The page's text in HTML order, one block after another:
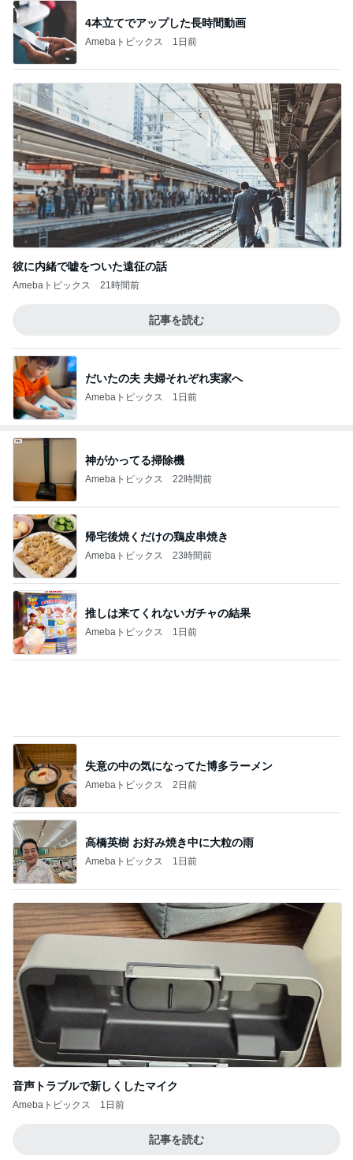
4本立てでアップした長時間動画
Amebaトピックス 1日前
彼に内緒で嘘をついた遠征の話
Amebaトピックス 21時間前
記事を読む
だいたの夫 夫婦それぞれ実家へ
Amebaトピックス 1日前
神がかってる掃除機
Amebaトピックス 22時間前
帰宅後焼くだけの鶏皮串焼き
Amebaトピックス 23時間前
推しは来てくれないガチャの結果
Amebaトピックス 1日前
高橋英樹 お好み焼き中に大粒の雨
Amebaトピックス 1日前
音声トラブルで新しくしたマイク
Amebaトピックス 1日前
記事を読む
Amebaトピックス 22時間前